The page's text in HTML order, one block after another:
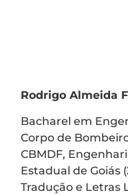
Rodrigo Almeida
Bacharel em
Corpo de
CBMDF,
Estadual de Goiás
Tradução e Letras